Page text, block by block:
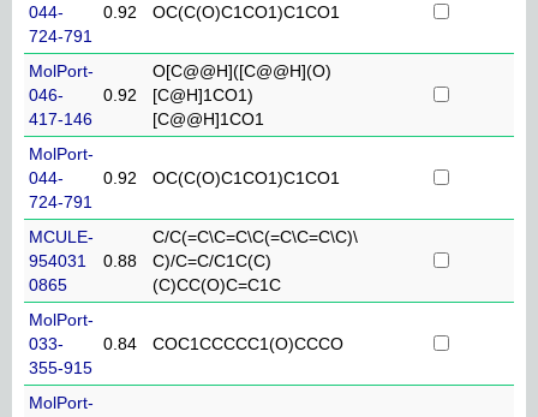
044-
724-791
0.92 OC(C(O)C1CO1)C1CO1
MolPort-
046-
417-146
0.92
O[C@@H]([C@@H](O)
[C@H]1CO1)
[C@@H]1CO1
MolPort-
044-
724-791
0.92 OC(C(O)C1CO1)C1CO1
MCULE-
954031
0865
0.88
C/C(=C\C=C\C(=C\C=C\C)\
C)/C=C/C1C(C)
(C)CC(O)C=C1C
MolPort-
033-
355-915
0.84 COC1CCCCC1(O)CCCO
MolPort-